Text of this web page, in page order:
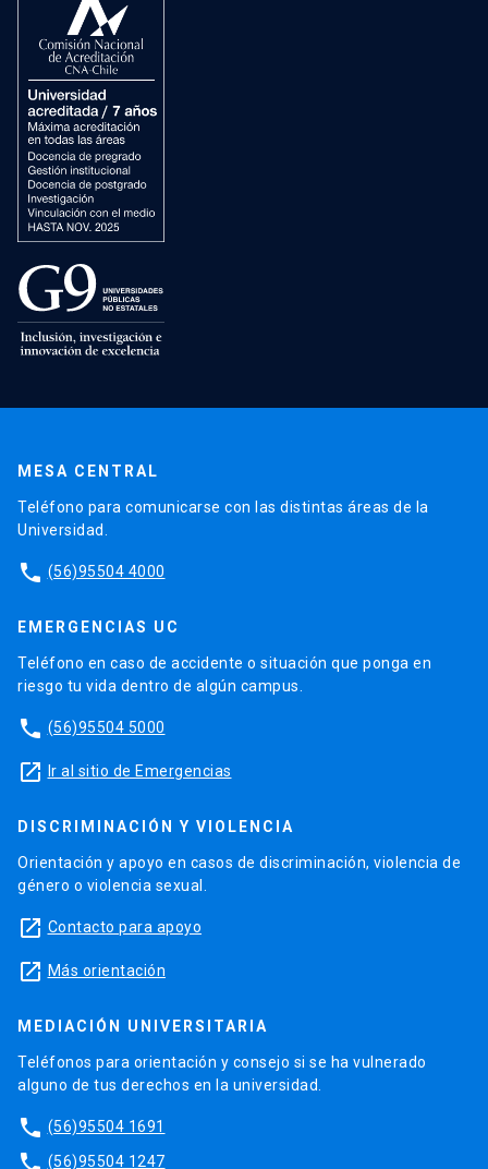
MESA CENTRAL
Teléfono para comunicarse con las distintas áreas de la
Universidad.
phone (56)95504 4000
EMERGENCIAS UC
Teléfono en caso de accidente o situación que ponga en
riesgo tu vida dentro de algún campus.
phone (56)95504 5000
launch Ir al sitio de Emergencias
DISCRIMINACIÓN Y VIOLENCIA
Orientación y apoyo en casos de discriminación, violencia de
género o violencia sexual.
launch Contacto para apoyo
launch Más orientación
MEDIACIÓN UNIVERSITARIA
Teléfonos para orientación y consejo si se ha vulnerado
alguno de tus derechos en la universidad.
phone (56)95504 1691
phone (56)95504 1247